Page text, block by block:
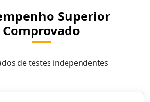
Superior
Comprovado
de testes independentes